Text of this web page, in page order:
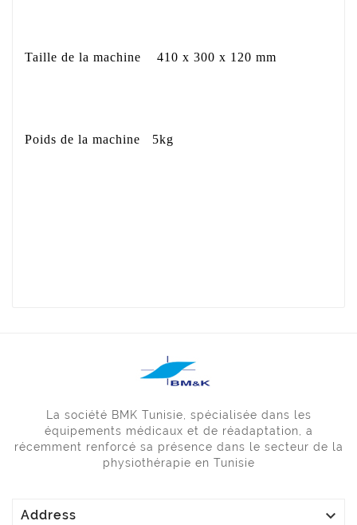
Taille de la machine 410 x 300 x 120 mm
Poids de la machine 5kg
La société BMK Tunisie, spécialisée dans les
équipements médicaux et de réadaptation, a
récemment renforcé sa présence dans le secteur de la
physiothérapie en Tunisie
Address 